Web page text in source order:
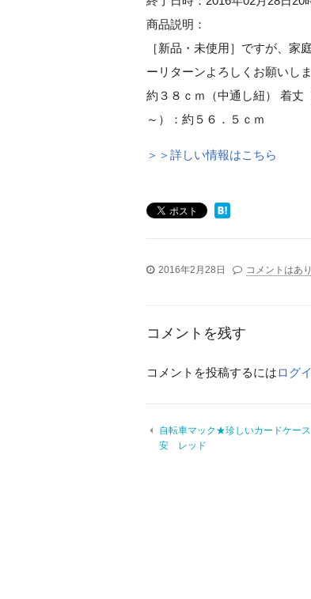
商品説明：
［新品・未使用］ですが、家
ーリターンよろしくお願いし
約３８ｃｍ（中通し紐） 着丈
～）：約５６．５ｃｍ
＞＞詳しい情報はこちら
2016年2月28日 コメントはあ
コメントを残す
コメントを投稿するにはログ
自転車マック★珍しいカードケ
安 レッド